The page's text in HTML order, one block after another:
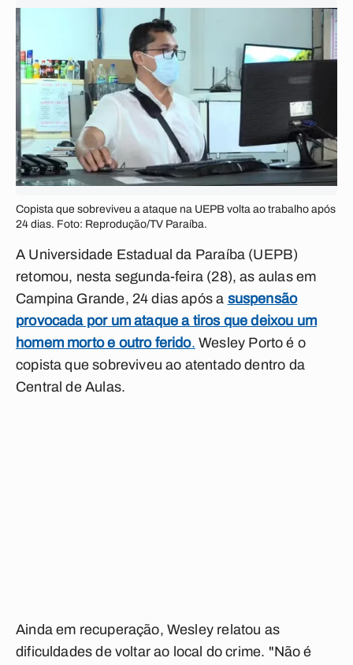
Copista que sobreviveu a ataque na UEPB volta ao trabalho após
24 dias. Foto: Reprodução/TV Paraíba.
A Universidade Estadual da Paraíba (UEPB)
retomou, nesta segunda-feira (28), as aulas em
Campina Grande, 24 dias após a suspensão
provocada por um ataque a tiros que deixou um
homem morto e outro ferido. Wesley Porto é o
copista que sobreviveu ao atentado dentro da
Central de Aulas.
Ainda em recuperação, Wesley relatou as
dificuldades de voltar ao local do crime. "Não é